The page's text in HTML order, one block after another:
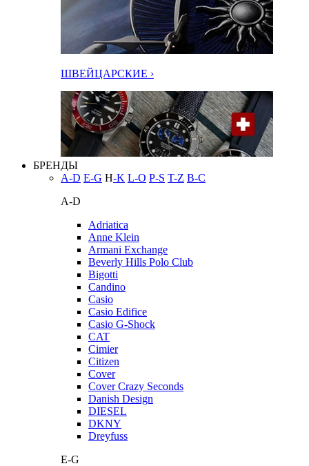
ШВЕЙЦАРСКИЕ ›
БРЕНДЫ
A-D E-G H-K L-O P-S T-Z В-С
A-D
Adriatica
Anne Klein
Armani Exchange
Beverly Hills Polo Club
Bigotti
Candino
Casio
Casio Edifice
Casio G-Shock
CAT
Cimier
Citizen
Cover
Cover Crazy Seconds
Danish Design
DIESEL
DKNY
Dreyfuss
E-G